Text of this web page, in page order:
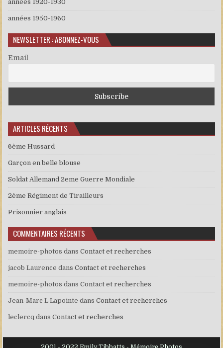
années 1920-1930
années 1950-1960
NEWSLETTER : ABONNEZ-VOUS
Email
ARTICLES RÉCENTS
6ème Hussard
Garçon en belle blouse
Soldat Allemand 2eme Guerre Mondiale
2ème Régiment de Tirailleurs
Prisonnier anglais
COMMENTAIRES RÉCENTS
memoire-photos dansContact et recherches
jacob Laurence dansContact et recherches
memoire-photos dansContact et recherches
Jean-Marc L Lapointe dansContact et recherches
leclercq dansContact et recherches